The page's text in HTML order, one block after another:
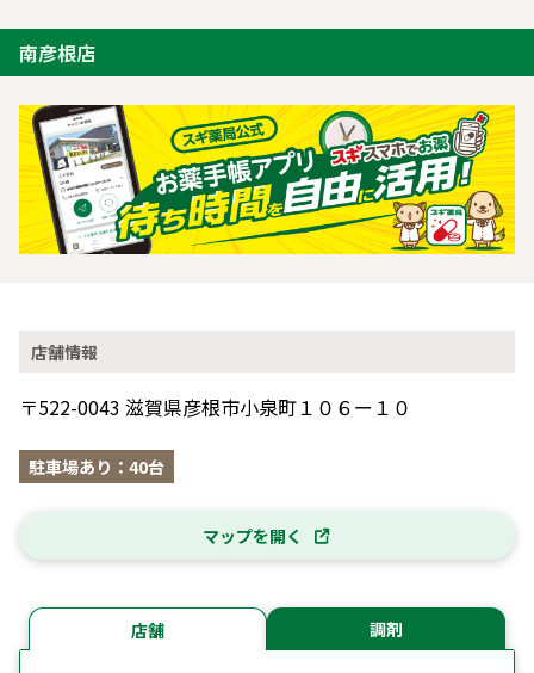
南彦根店
店舗情報
〒522-0043 滋賀県彦根市小泉町１０６ー１０
駐車場あり：40台
マップを開く
店舗 調剤